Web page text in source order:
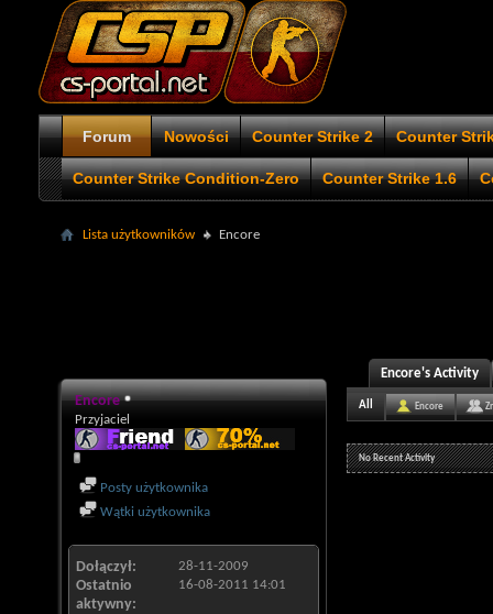
Forum Nowości Counter Strike 2 Counter
Counter Strike Condition-Zero Counter Strike 1.6
Lista użytkowników Encore
Encore
Przyjaciel
Posty użytkownika
Wątki użytkownika
Dołączył 28-11-2009
Ostatnio
aktywny
16-08-2011 14:01
Encore's Activity
All Encore
No Recent Activity